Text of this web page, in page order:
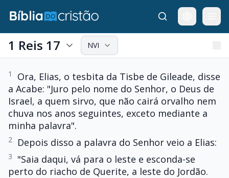
1 Reis 17 NVI
1
Ora, Elias, o tesbita da Tisbe de Gileade, disse
a Acabe: "Juro pelo nome do Senhor, o Deus de
Israel, a quem sirvo, que não cairá orvalho nem
chuva nos anos seguintes, exceto mediante a
minha palavra".
2 Depois disso a palavra do Senhor veio a Elias:
3
"Saia daqui, vá para o leste e esconda-se
perto do riacho de Querite, a leste do Jordão.